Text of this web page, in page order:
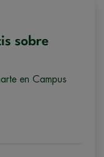
sobre
en Campus